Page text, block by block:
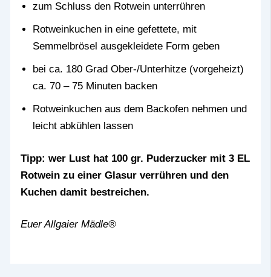
zum Schluss den Rotwein unterrühren
Rotweinkuchen in eine gefettete, mit
Semmelbrösel ausgekleidete Form geben
bei ca. 180 Grad Ober-/Unterhitze (vorgeheizt)
ca. 70 – 75 Minuten backen
Rotweinkuchen aus dem Backofen nehmen und
leicht abkühlen lassen
Tipp: wer Lust hat 100 gr. Puderzucker mit 3 EL
Rotwein zu einer Glasur verrühren und den
Kuchen damit bestreichen.
Euer Allgaier Mädle®